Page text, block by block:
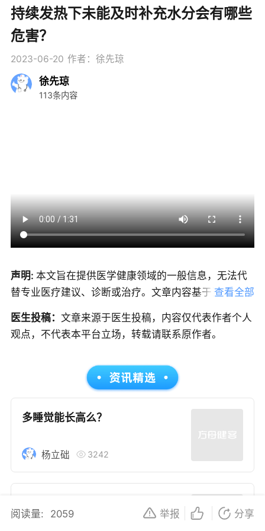
持续发热下未能及时补充水分会有哪些
危害？
2023-06-20 作者：徐先琼
徐先琼
113条内容
声明: 本文旨在提供医学健康领域的一般信息，无法代
替专业医疗建议、诊断或治疗。文章内容基于当前的医
能随时更新，因此建议读者获取最新的医学指导。如果
您是患者，请在做出任何健康决策前咨询合格的医疗专
据，紧急医疗情况应立即寻求专业医疗服务；如果您是
医务人员，本文内容旨在作为教育和信息更新的资源。
在临床实践中应用本文信息时，应结合您的专业判断和
患者的具体情况。
查看全部
医生投稿： 文章来源于医生投稿，内容仅代表作者个人
观点，不代表本平台立场，转载请联系原作者。
多睡觉能长高么？
杨立础 3242
时！！！
阅读量: 2059 举报 分享